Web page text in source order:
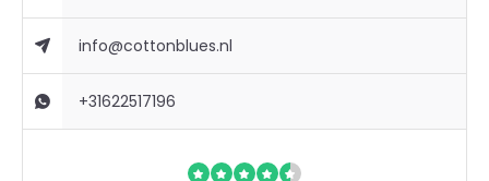
info@cottonblues.nl
+31622517196